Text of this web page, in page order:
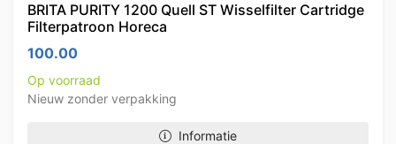
BRITA PURITY 1200 Quell ST Wisselfilter Cartridge
Filterpatroon Horeca
100.00
Op voorraad
Nieuw zonder verpakking
Informatie